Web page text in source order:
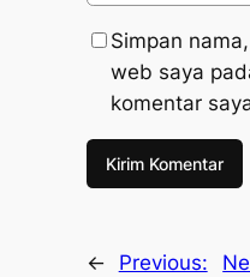
Simpan
web saya
komentar
←
Previous: